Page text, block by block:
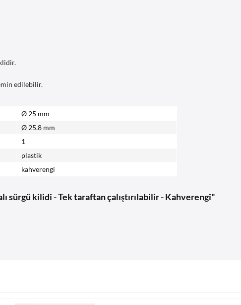
edilebilir.
Ø 25 mm
Ø 25.8 mm
1
plastik
kahverengi
sürgü kilidi - Tek taraftan çalıştırılabilir - Kahverengi"